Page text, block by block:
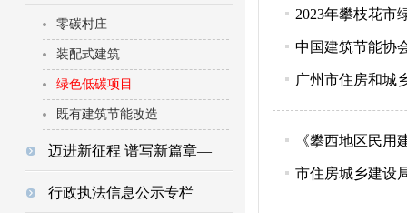
零碳村庄
装配式建筑
绿色低碳项目
既有建筑节能改造
迈进新征程 谱写新篇章—
行政执法信息公示专栏
2023年攀枝花市
中国建筑节能协
广州市住房和城
《攀西地区民用
市住房城乡建设